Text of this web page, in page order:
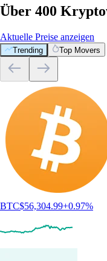
Über 400
Aktuelle Preise anzeigen
Trending Top Movers
BTC$56,304.99+0.97%